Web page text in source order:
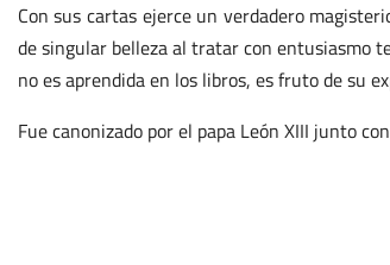
Con sus cartas ejerce un verdadero
de singular belleza al tratar con entusiasmo
no es aprendida en los libros, es fruto de su
Fue canonizado por el papa León XIII junto